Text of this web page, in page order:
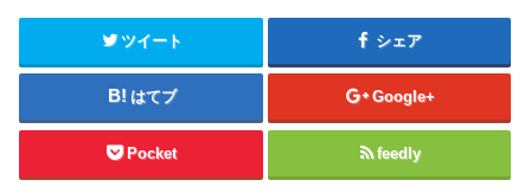
ツイート シェア
はてブ Google+
Pocket feedly